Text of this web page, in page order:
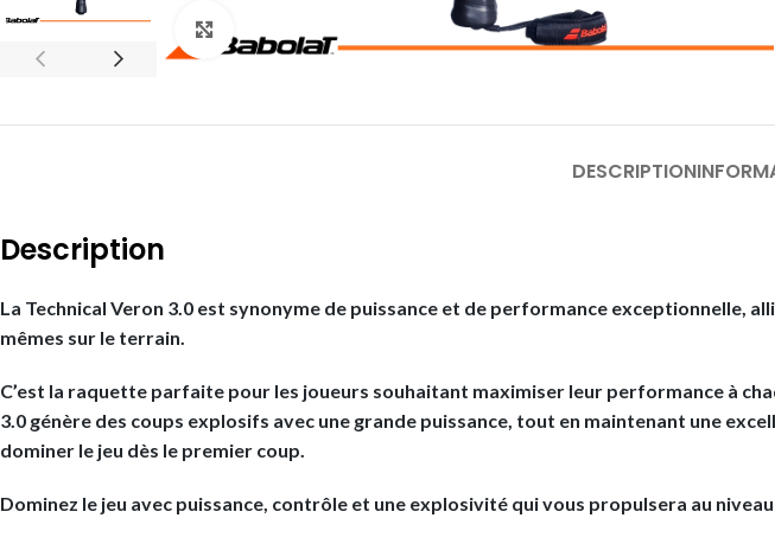
DESCRIPTION
Description
La Technical Veron 3.0 est synonyme de puissance et de performance exceptionnelle,
mêmes sur le terrain.
C’est la raquette parfaite pour les joueurs souhaitant maximiser leur performance à
3.0 génère des coups explosifs avec une grande puissance, tout en maintenant une
dominer le jeu dès le premier coup.
Dominez le jeu avec puissance, contrôle et une explosivité qui vous propulsera au